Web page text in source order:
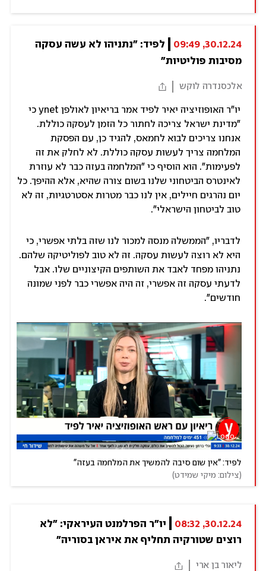
30.12.24, 09:49
מסיבות פוליטיות"
אלכסנדרה לוקש
יו"ר האופוזיציה יאיר לפיד אמר בריאיון לאולפן ynet כי
"מדינת ישראל צריכה לחתור כל הזמן לעסקה כוללת.
אנחנו צריכים לבוא לחמאס, להגיד כן, עם הפסקת
המלחמה צריך לעשות עסקה כוללת. לא לחלק את זה
לפעימות". הוא הוסיף כי "המלחמה בעזה כבר לא עוזרת
לאינטרס הביטחוני שלנו בשום צורה שהיא, אלא ההיפך. כל
יום נהרגים חיילים, אין לנו כבר מטרות אסטרטגיות, זה לא
טוב לביטחון הישראלי".
לדבריו, "הממשלה מנסה למכור לנו שזה בלתי אפשרי, כי
היא לא רוצה לעשות עסקה. זה לא טוב לפוליטיקה שלהם.
נתניהו מפחד לאבד את השותפים הקיצוניים שלו. אבל
לדעתי עסקה זה אפשרי, זה היה אפשרי כבר לפני שמונה
חודשים".
לפיד: "אין שום סיבה להמשיך את המלחמה בעזה"
(צילום: מיקי שמידט)
30.12.24, 08:32
רוצים שטורקיה תחליף את איראן בסוריה"
ליאור בן ארי